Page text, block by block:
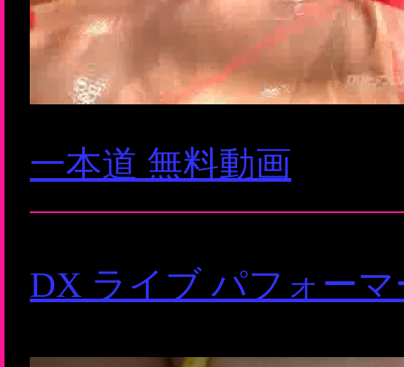
一本道 無料動画
DX ライブ パフォー